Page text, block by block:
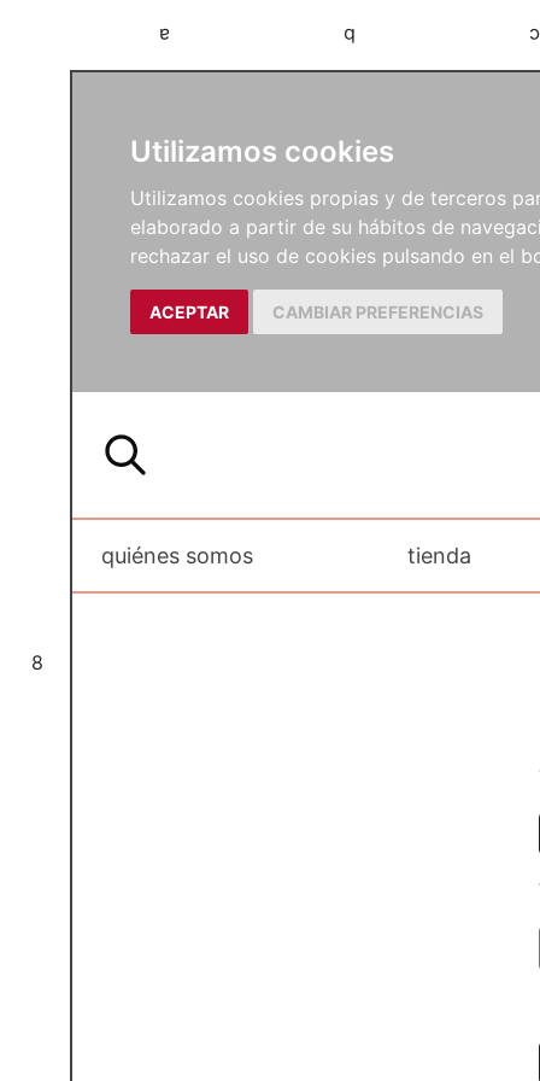
Utilizamos cookies
Utilizamos cookies propias y de terceros
elaborado a partir de su hábitos de
rechazar el uso de cookies pulsando en el
ACEPTAR CAMBIAR PREFERENCIAS
a b c
8
quiénes somos tienda